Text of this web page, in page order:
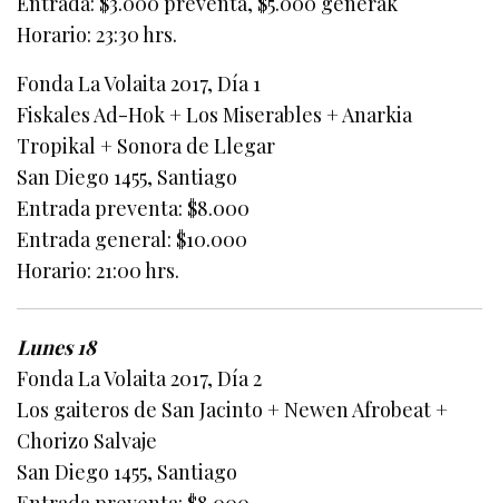
Horario: 23:30 hrs.
Fonda La Volaita 2017, Día 1
Fiskales Ad-Hok + Los Miserables + Anarkia
Tropikal + Sonora de Llegar
San Diego 1455, Santiago
Entrada preventa: $8.000
Entrada general: $10.000
Horario: 21:00 hrs.
Lunes 18
Fonda La Volaita 2017, Día 2
Los gaiteros de San Jacinto + Newen Afrobeat +
Chorizo Salvaje
San Diego 1455, Santiago